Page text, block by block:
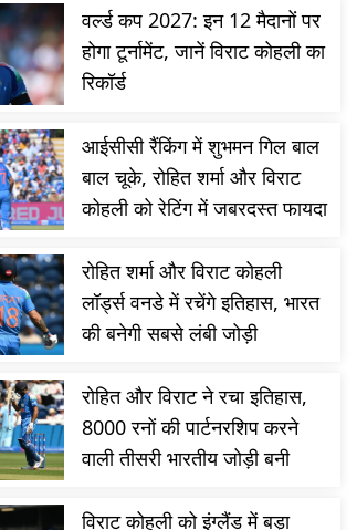
वर्ल्ड कप 2027: इन 12 मैदानों पर
होगा टूर्नामेंट, जानें विराट कोहली का
रिकॉर्ड
आईसीसी रैंकिंग में शुभमन गिल बाल
बाल चूके, रोहित शर्मा और विराट
कोहली को रेटिंग में जबरदस्त फायदा
रोहित शर्मा और विराट कोहली
लॉर्ड्स वनडे में रचेंगे इतिहास, भारत
की बनेगी सबसे लंबी जोड़ी
रोहित और विराट ने रचा इतिहास,
8000 रनों की पार्टनरशिप करने
वाली तीसरी भारतीय जोड़ी बनी
विराट कोहली को इंग्लैंड में बड़ा